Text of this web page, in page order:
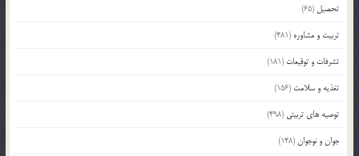
تحصیل (65)
تربیت و مشاوره (481)
تشرفات و توقیعات (181)
تغذیه و سلامت (156)
توصیه های تربیتی (498)
جوان و نوجوان(148)